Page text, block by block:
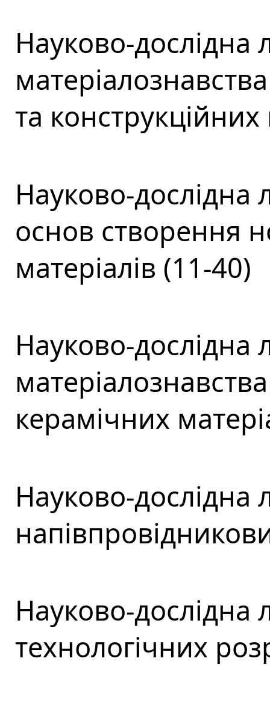
Науково-дослідна
та конструкційних
Науково-дослідна
основ створення
матеріалів (11-40)
Науково-дослідна
керамічних
Науково-дослідна
Науково-дослідна
технологічних